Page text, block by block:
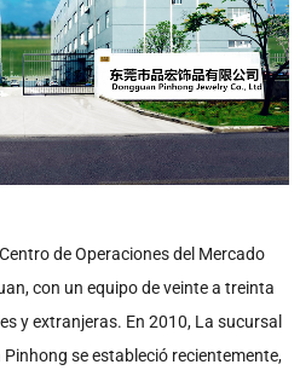
de Operaciones del Mercado
con un equipo de veinte a treinta
y extranjeras. En 2010, La sucursal
se estableció recientemente,